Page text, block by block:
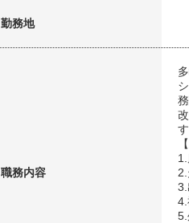
勤務地
職務内容